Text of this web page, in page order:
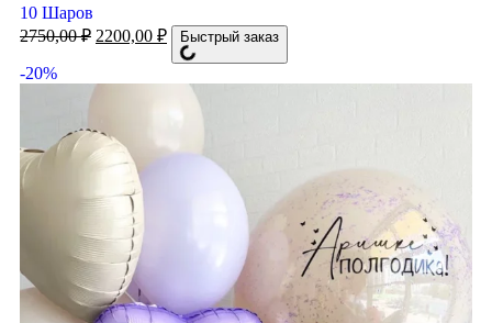
10 Шаров
2750,00₽ 2200,00 ₽ Быстрый заказ
-20%